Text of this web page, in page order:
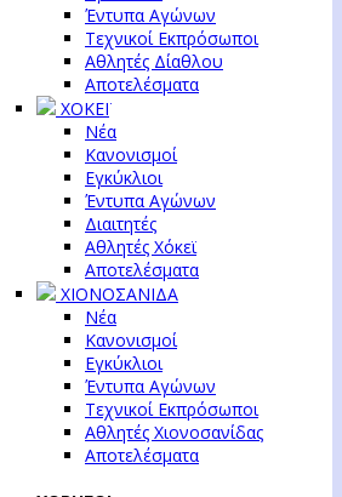
Έντυπα Αγώνων
Τεχνικοί Εκπρόσωποι
Αθλητές Δίαθλου
Αποτελέσματα
ΧΟΚΕΪ
Νέα
Κανονισμοί
Εγκύκλιοι
Έντυπα Αγώνων
Διαιτητές
Αθλητές Χόκεϊ
Αποτελέσματα
ΧΙΟΝΟΣΑΝΙΔΑ
Νέα
Κανονισμοί
Εγκύκλιοι
Έντυπα Αγώνων
Τεχνικοί Εκπρόσωποι
Αθλητές Χιονοσανίδας
Αποτελέσματα